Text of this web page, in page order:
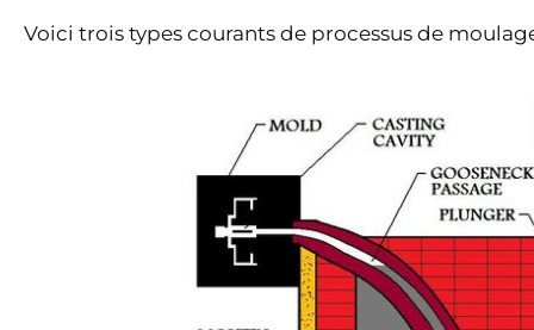
Voici trois types courants de processus de